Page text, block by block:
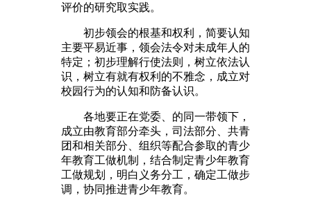
评价的研究取实践。
初步领会的根基和权利，简要认知
主要平易近事，领会法令对未成年人的
特定；初步理解行使法则，树立依法认
识，树立有就有权利的不雅念，成立对
校园行为的认知和防备认识。
各地要正在党委、的同一带领下，
成立由教育部分牵头，司法部分、共青
团和相关部分、组织等配合参取的青少
年教育工做机制，结合制定青少年教育
工做规划，明白义务分工，确定工做步
调，协同推进青少年教育。